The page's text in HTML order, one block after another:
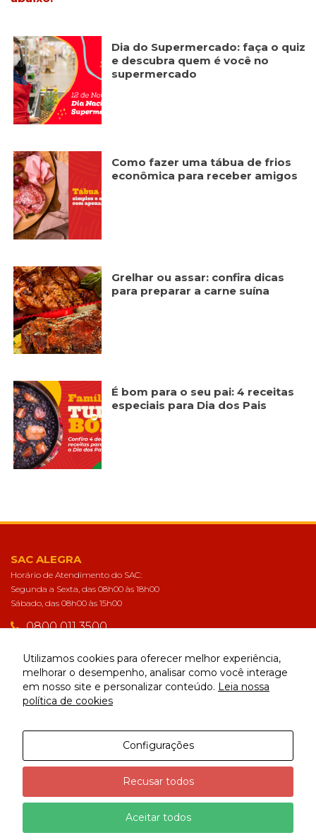
Dia do Supermercado: faça o quiz
e descubra quem é você no
supermercado
Como fazer uma tábua de frios
econômica para receber amigos
Grelhar ou assar: confira dicas
para preparar a carne suína
É bom para o seu pai: 4 receitas
especiais para Dia dos Pais
SAC ALEGRA
Horário de Atendimento do SAC:
Segunda a Sexta, das 08h00 às 18h00
Sábado, das 08h00 às 15h00
0800 011 3500
sac@alegra.com.br
CONECTE-SE
Utilizamos cookies para oferecer melhor experiência,
melhorar o desempenho, analisar como você interage
em nosso site e personalizar conteúdo. Leia nossa
política de cookies
Configurações
Recusar todos
Aceitar todos